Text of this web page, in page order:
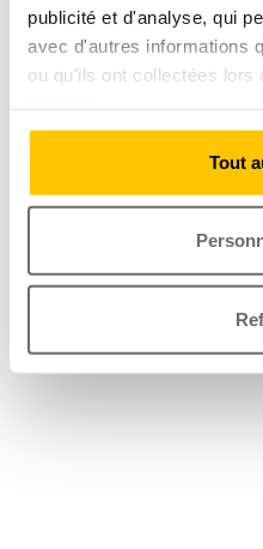
publicité et d'analyse, qui
avec d'autres informations
ou qu'ils ont collectées lors
Tout